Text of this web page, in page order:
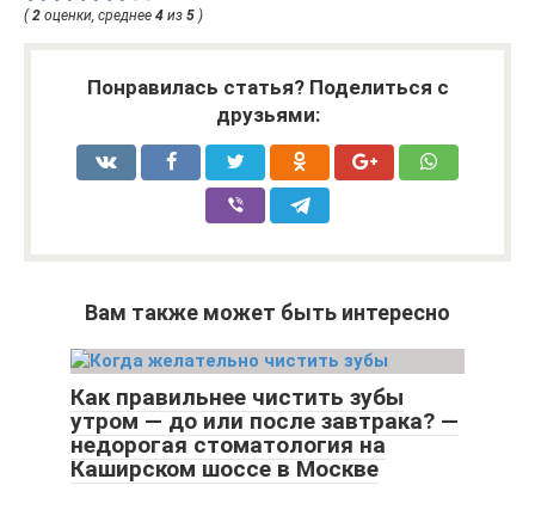
(2 оценки, среднее 4 из 5 )
Понравилась статья? Поделиться с
друзьями:
Вам также может быть интересно
Как правильнее чистить зубы
утром — до или после завтрака? —
недорогая стоматология на
Каширском шоссе в Москве